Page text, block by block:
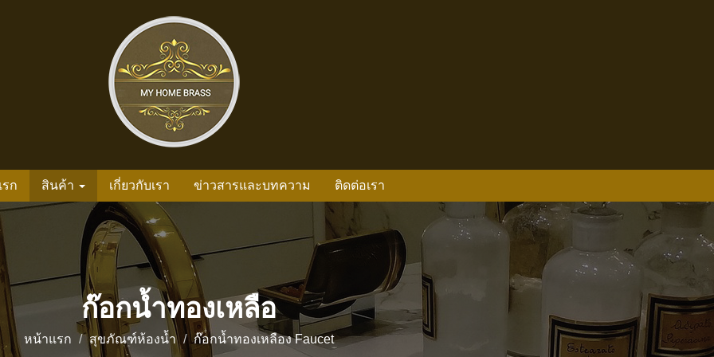
ก สินค้า เกี่ยวกับเรา ข่าวสารและบทความ ติดต่อเรา
ก๊อกน้ำทองเหลือ
หน้าแรก สุขภัณฑ์ห้องน้ำ ก๊อกน้ำทองเหลือง Faucet